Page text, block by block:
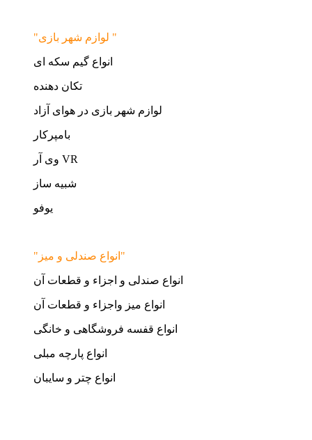
"لوازم شهر بازی "
انواع گیم سکه ای
تکان دهنده
لوازم شهر بازی در هوای آزاد
بامپرکار
وی آر VR
شبیه ساز
یوفو
"انواع صندلی و میز"
انواع صندلی و اجزاء و قطعات آن
انواع میز واجزاء و قطعات آن
انواع قفسه فروشگاهی و خانگی
انواع پارچه مبلی
انواع چتر و سایبان